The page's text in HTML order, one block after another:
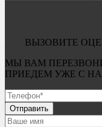
ВЫЗОВИТЕ
МЫ ВАМ
ПРИЕДЕМ УЖЕ С